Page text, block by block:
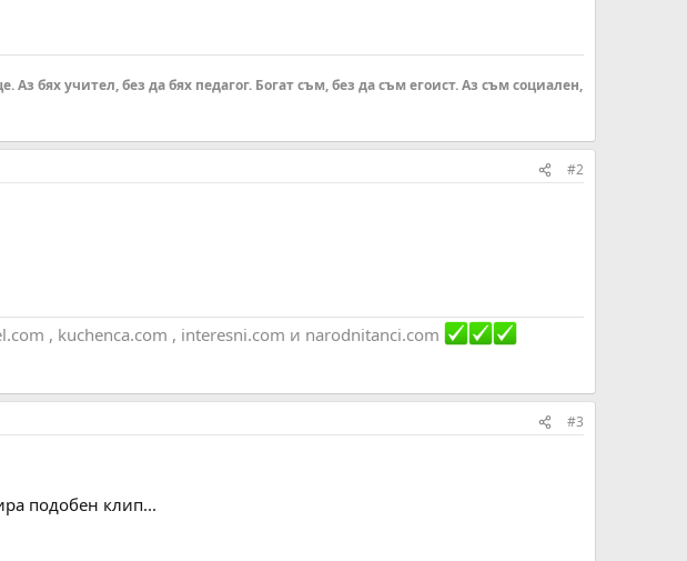
бях учител, без да бях педагог. Богат съм, без да съм егоист. Аз съм социален,
#2
, kuchenca.com , interesni.com и narodnitanci.com
#3
подобен клип...